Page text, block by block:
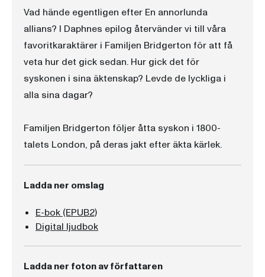
Vad hände egentligen efter En annorlunda
allians? I Daphnes epilog återvänder vi till våra
favoritkaraktärer i Familjen Bridgerton för att få
veta hur det gick sedan. Hur gick det för
syskonen i sina äktenskap? Levde de lyckliga i
alla sina dagar?
Familjen Bridgerton följer åtta syskon i 1800-
talets London, på deras jakt efter äkta kärlek.
Ladda ner omslag
E-bok (EPUB2)
Digital ljudbok
Ladda ner foton av författaren